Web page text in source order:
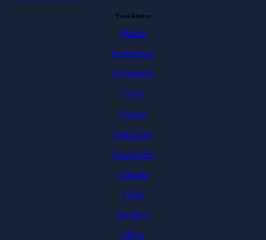
Våra kontor
Malmö
Karlskrona
Karlshamn
Växjö
Kalmar
Jönköping
Stockholm
Uppsala
Luleå
Sarajevo
Milou